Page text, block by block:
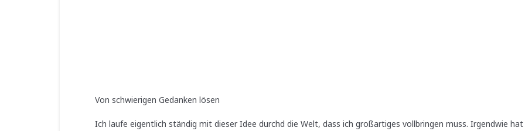
Von schwierigen Gedanken lösen
Ich laufe eigentlich ständig mit dieser Idee durchd die Welt, dass ich großartiges vollbringen muss. Irgendwie